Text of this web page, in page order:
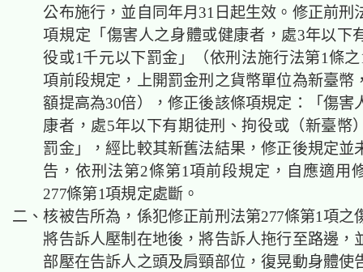
公布施行，並自同年月31日起生效。修正前刑
項規定「傷害人之身體或健康者，處3年以下
役或1千元以下罰金」（依刑法施行法第1條
項前段規定，上開罰金刑之貨幣單位為新臺幣
額提高為30倍），修正後該條項規定：「傷害
康者，處5年以下有期徒刑、拘役或（新臺幣
罰金」，經比較其新舊法結果，修正後規定並
告，依刑法第2條第1項前段規定，自應適用
277條第1項規定處斷。
二、核被告所為，係犯修正前刑法第277條第1項之
將告訴人壓制在地後，將告訴人拖行至路邊，
部壓在告訴人之頭及肩頸部位，復晃動身體使